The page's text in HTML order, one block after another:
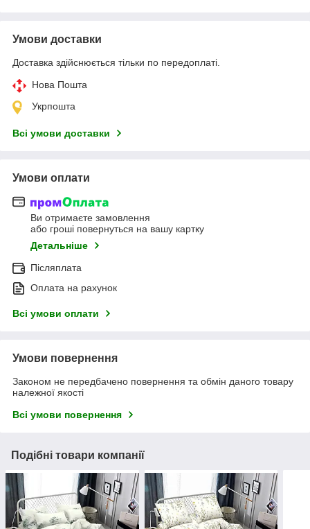
Умови доставки
Доставка здійснюється тільки по передоплаті.
Нова Пошта
Укрпошта
Всі умови доставки
Умови оплати
Ви отримаєте замовлення
або гроші повернуться на вашу картку
Детальніше
Післяплата
Оплата на рахунок
Всі умови оплати
Умови повернення
Законом не передбачено повернення та обмін даного товару
належної якості
Всі умови повернення
Подібні товари компанії